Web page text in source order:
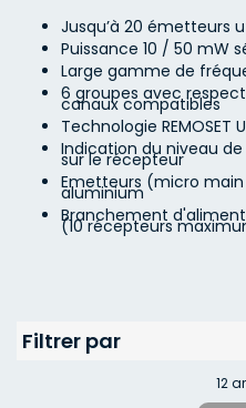
Jusqu’à 20 émetteurs
Puissance 10 / 50 mW
Large gamme de
6 groupes avec
canaux compatibles
Technologie REMOSET
Indication du niveau
sur le récepteur
Emetteurs (micro
aluminium
Branchement
(10 récepteurs
12
Filtrer par